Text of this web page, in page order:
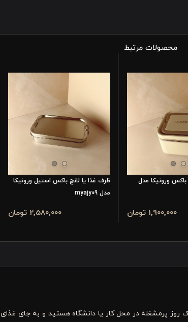
محصولات مرتبط
باکس ورونیکا مدل
1٬900٬000 تومان
ظرف غذا یا لانچ باکس استیل ورونیکا
مدل myajy09
2٬580٬000 تومان
پرمشغله در محل کار یا دانشگاه هستید و به جای غذای